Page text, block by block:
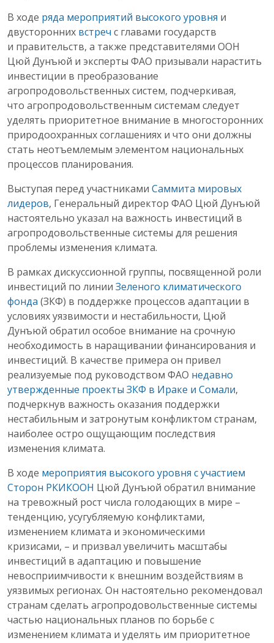
В ходе ряда мероприятий высокого уровня и
двусторонних встреч с главами государств
и правительств, а также представителями ООН
Цюй Дунъюй и эксперты ФАО призывали нарастить
инвестиции в преобразование
агропродовольственных систем, подчеркивая,
что агропродовольственным системам следует
уделять приоритетное внимание в многосторонних
природоохранных соглашениях и что они должны
стать неотъемлемым элементом национальных
процессов планирования.
Выступая перед участниками Саммита мировых
лидеров, Генеральный директор ФАО Цюй Дунъюй
настоятельно указал на важность инвестиций в
агропродовольственные системы для решения
проблемы изменения климата.
В рамках дискуссионной группы, посвященной роли
инвестиций по линии Зеленого климатического
фонда (ЗКФ) в поддержке процессов адаптации в
условиях уязвимости и нестабильности, Цюй
Дунъюй обратил особое внимание на срочную
необходимость в наращивании финансирования и
инвестиций. В качестве примера он привел
реализуемые под руководством ФАО недавно
утвержденные проекты ЗКФ в Ираке и Сомали,
подчеркнув важность оказания поддержки
нестабильным и затронутым конфликтом странам,
наиболее остро ощущающим последствия
изменения климата.
В ходе мероприятия высокого уровня с участием
Сторон РКИКООН Цюй Дунъюй обратил внимание
на тревожный рост числа голодающих в мире –
тенденцию, усугубляемую конфликтами,
изменением климата и экономическими
кризисами, – и призвал увеличить масштабы
инвестиций в адаптацию и повышение
невосприимчивости к внешним воздействиям в
уязвимых регионах. Он настоятельно рекомендовал
странам сделать агропродовольственные системы
частью национальных планов по борьбе с
изменением климата и уделять им приоритетное